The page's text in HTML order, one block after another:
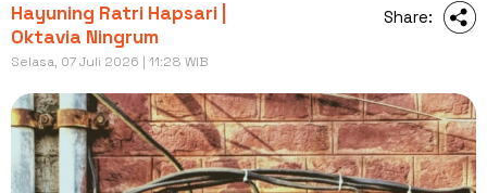
Hayuning Ratri Hapsari |
Oktavia Ningrum
Selasa, 07 Juli 2026 | 11:28 WIB
Share: